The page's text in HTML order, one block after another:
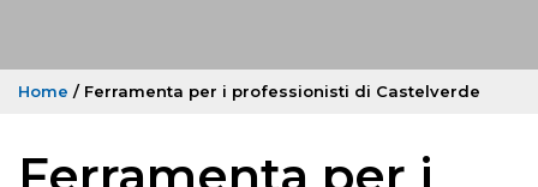
Home / Ferramenta per i professionisti di Castelverde